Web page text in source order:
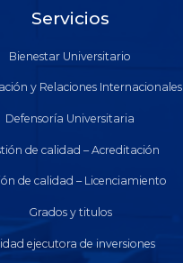
Servicios
Bienestar Universitario
y Relaciones Internacionales
Defensoría Universitaria
de calidad – Acreditación
de calidad – Licenciamiento
Grados y titulos
ejecutora de inversiones